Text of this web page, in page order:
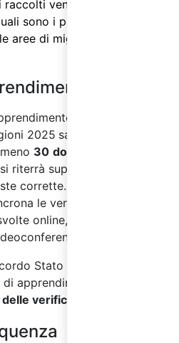
vengono analizzati
sono i processi che
aree di miglioramento su
come previs
2025 sarà sottoposto ai
30 domande
riterrà superato con
corrette. Nei corsi svolti
le verifiche di
online, per mezzo
Stato Regioni 2025, i
apprendimento s
verifiche finali